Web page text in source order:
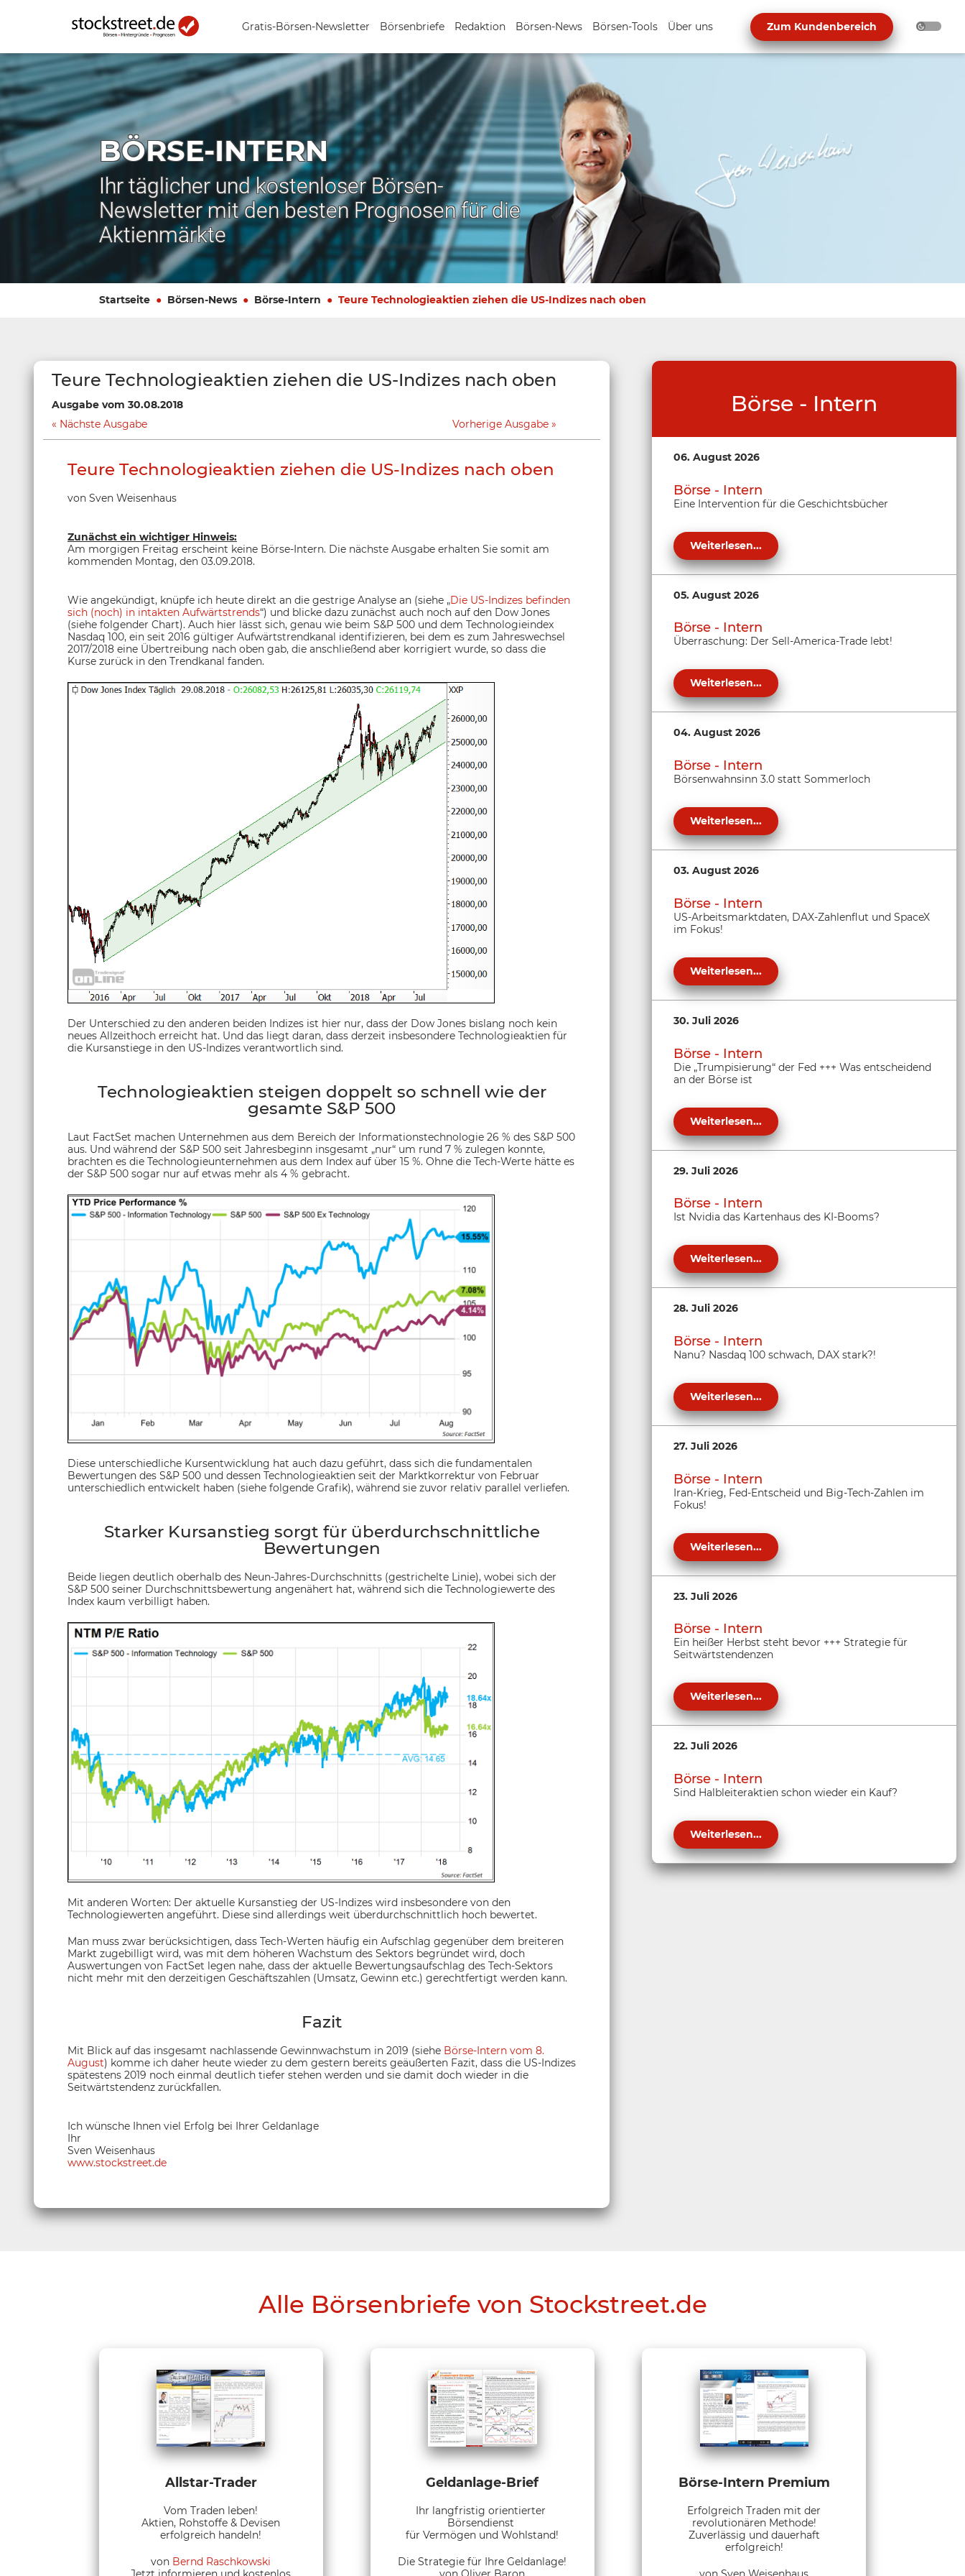
Gratis-Börsen-Newsletter Börsenbriefe Redaktion Börsen-News Börsen-Tools Über uns Zum Kundenbereich
BÖRSE-INTERN
Ihr täglicher und kostenloser Börsen-
Newsletter mit den besten Prognosen für die
Aktienmärkte
Startseite Börsen-News Börse-Intern Teure Technologieaktien ziehen die US-Indizes nach oben
Teure Technologieaktien ziehen die US-Indizes nach oben
Ausgabe vom 30.08.2018
Nächste Ausgabe
Vorherige Ausgabe
Teure Technologieaktien ziehen die US-Indizes nach oben
von Sven Weisenhaus
Zunächst ein wichtiger Hinweis:
Am morgigen Freitag erscheint keine Börse-Intern. Die nächste Ausgabe erhalten Sie somit am
kommenden Montag, den 03.09.2018.
Wie angekündigt, knüpfe ich heute direkt an die gestrige Analyse an (siehe „Die US-Indizes befinden
sich (noch) in intakten Aufwärtstrends“) und blicke dazu zunächst auch noch auf den Dow Jones
(siehe folgender Chart). Auch hier lässt sich, genau wie beim S&P 500 und dem Technologieindex
Nasdaq 100, ein seit 2016 gültiger Aufwärtstrendkanal identifizieren, bei dem es zum Jahreswechsel
2017/2018 eine Übertreibung nach oben gab, die anschließend aber korrigiert wurde, so dass die
Kurse zurück in den Trendkanal fanden.
Der Unterschied zu den anderen beiden Indizes ist hier nur, dass der Dow Jones bislang noch kein
neues Allzeithoch erreicht hat. Und das liegt daran, dass derzeit insbesondere Technologieaktien für
die Kursanstiege in den US-Indizes verantwortlich sind.
Technologieaktien steigen doppelt so schnell wie der
gesamte S&P 500
Laut FactSet machen Unternehmen aus dem Bereich der Informationstechnologie 26 % des S&P 500
aus. Und während der S&P 500 seit Jahresbeginn insgesamt „nur“ um rund 7 % zulegen konnte,
brachten es die Technologieunternehmen aus dem Index auf über 15 %. Ohne die Tech-Werte hätte es
der S&P 500 sogar nur auf etwas mehr als 4 % gebracht.
Diese unterschiedliche Kursentwicklung hat auch dazu geführt, dass sich die fundamentalen
Bewertungen des S&P 500 und dessen Technologieaktien seit der Marktkorrektur von Februar
unterschiedlich entwickelt haben (siehe folgende Grafik), während sie zuvor relativ parallel verliefen.
Starker Kursanstieg sorgt für überdurchschnittliche
Bewertungen
Beide liegen deutlich oberhalb des Neun-Jahres-Durchschnitts (gestrichelte Linie), wobei sich der
S&P 500 seiner Durchschnittsbewertung angenähert hat, während sich die Technologiewerte des
Index kaum verbilligt haben.
Mit anderen Worten: Der aktuelle Kursanstieg der US-Indizes wird insbesondere von den
Technologiewerten angeführt. Diese sind allerdings weit überdurchschnittlich hoch bewertet.
Man muss zwar berücksichtigen, dass Tech-Werten häufig ein Aufschlag gegenüber dem breiteren
Markt zugebilligt wird, was mit dem höheren Wachstum des Sektors begründet wird, doch
Auswertungen von FactSet legen nahe, dass der aktuelle Bewertungsaufschlag des Tech-Sektors
nicht mehr mit den derzeitigen Geschäftszahlen (Umsatz, Gewinn etc.) gerechtfertigt werden kann.
Fazit
Mit Blick auf das insgesamt nachlassende Gewinnwachstum in 2019 (siehe Börse-Intern vom 8.
August) komme ich daher heute wieder zu dem gestern bereits geäußerten Fazit, dass die US-Indizes
spätestens 2019 noch einmal deutlich tiefer stehen werden und sie damit doch wieder in die
Seitwärtstendenz zurückfallen.
Ich wünsche Ihnen viel Erfolg bei Ihrer Geldanlage
Ihr
Sven Weisenhaus
www.stockstreet.de
Börse - Intern
06. August 2026
Börse - Intern
Eine Intervention für die Geschichtsbücher
Weiterlesen...
05. August 2026
Börse - Intern
Überraschung: Der Sell-America-Trade lebt!
Weiterlesen...
04. August 2026
Börse - Intern
Börsenwahnsinn 3.0 statt Sommerloch
Weiterlesen...
03. August 2026
Börse - Intern
US-Arbeitsmarktdaten, DAX-Zahlenflut und SpaceX
im Fokus!
Weiterlesen...
30. Juli 2026
Börse - Intern
Die „Trumpisierung“ der Fed +++ Was entscheidend
an der Börse ist
Weiterlesen...
29. Juli 2026
Börse - Intern
Ist Nvidia das Kartenhaus des KI-Booms?
Weiterlesen...
28. Juli 2026
Börse - Intern
Nanu? Nasdaq 100 schwach, DAX stark?!
Weiterlesen...
27. Juli 2026
Börse - Intern
Iran-Krieg, Fed-Entscheid und Big-Tech-Zahlen im
Fokus!
Weiterlesen...
23. Juli 2026
Börse - Intern
Ein heißer Herbst steht bevor +++ Strategie für
Seitwärtstendenzen
Weiterlesen...
22. Juli 2026
Börse - Intern
Sind Halbleiteraktien schon wieder ein Kauf?
Weiterlesen...
Alle Börsenbriefe von Stockstreet.de
Allstar-Trader
Vom Traden leben!
Aktien, Rohstoffe & Devisen
erfolgreich handeln!
von Bernd Raschkowski
Geldanlage-Brief
Ihr langfristig orientierter
Börsendienst
für Vermögen und Wohlstand!
Die Strategie für Ihre Geldanlage!
Börse-Intern Premium
Erfolgreich Traden mit der
revolutionären Methode!
Zuverlässig und dauerhaft
erfolgreich!